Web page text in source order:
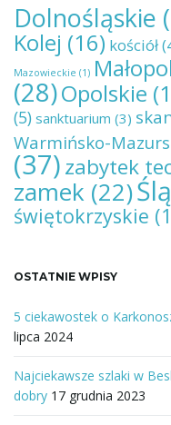
Dolnośląskie
Kolej (16) kościół
Mazowieckie (1)
(28)Opolskie
(5) sanktuarium (3)
Warmińsko-
(37)zabytek
zamek (22)
świętokrzyskie
OSTATNIE WPISY
5 ciekawostek o
lipca 2024
Najciekawsze szlaki w
dobry 17 grudnia 2023